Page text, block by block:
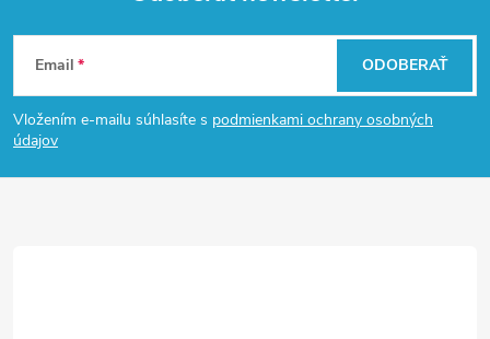
Z
á
p
Email
Vložením e-mailu súhlasíte s podmienkami ochrany osobných
údajov
ODOBERAŤ